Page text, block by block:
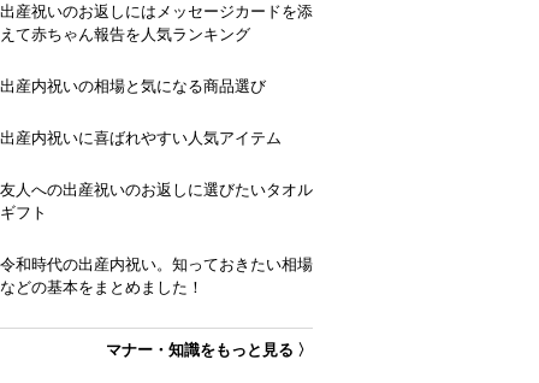
出産祝いのお返しにはメッセージカードを添
えて赤ちゃん報告を人気ランキング
出産内祝いの相場と気になる商品選び
出産内祝いに喜ばれやすい人気アイテム
友人への出産祝いのお返しに選びたいタオル
ギフト
令和時代の出産内祝い。知っておきたい相場
などの基本をまとめました！
マナー・知識をもっと見る 〉